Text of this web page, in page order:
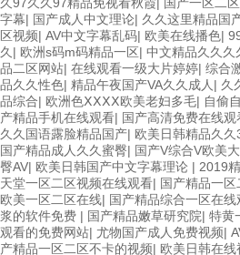
字幕| 国产成人中文理论| 久久这里精品国
区视频| AV中文字幕乱码| 欧美在线播色|
久 | 欧洲s码m码精品一区| 中文精品久久久
品二区网站| 在线观看一级大片婷婷| 综合
品久久性色| 精品午夜国产VA久久成人 | 久
品综合| 欧洲色ⅩⅩⅩⅩ欧美老妇多毛| 自偷
产精品手机在线观看| 国产高清免费在线观
久久国语露脸精品国产| 欧美日韩精品久久
国产精品成人久久蜜臀| 国产V综合V欧美大
臀AV| 欧美日韩国产中文字幕理论 | 2019
天堂一区二区视频在线观看| 国产精品一区
欧美一区二区在线| 国产精品综合一区在线
浆的软件免费 | 国产精品嫩草研究院| 特黄
观看的免费网站| 尤物国产成人免费视频|
产精品一区二区不卡的视频| 欧美日韩在线